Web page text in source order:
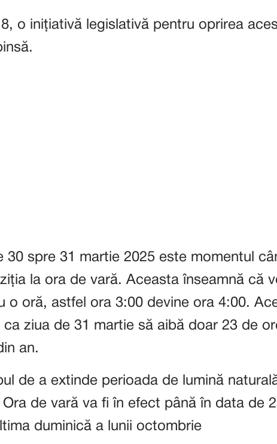
o inițiativă legislativă pentru oprirea
30 spre 31 martie 2025 este momentul
la ora de vară. Aceasta înseamnă că
o oră, astfel ora 3:00 devine ora 4:00.
ziua de 31 martie să aibă doar 23 de
an.
de a extinde perioada de lumină
de vară va fi în efect până în data de
duminică a lunii octombrie